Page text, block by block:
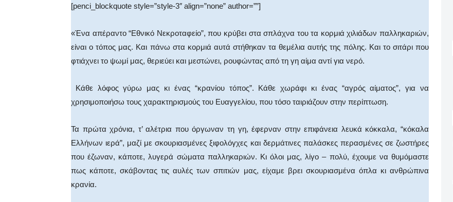
[penci_blockquote style=”style-3″ align=”none” author=””]
«Ένα απέραντο “Εθνικό Νεκροταφείο”, που κρύβει στα σπλάχνα του τα κορμιά χιλιάδων παλληκαριών,
είναι ο τόπος μας. Και πάνω στα κορμιά αυτά στήθηκαν τα θεμέλια αυτής της πόλης. Και το σιτάρι που
φτιάχνει το ψωμί μας, θεριεύει και μεστώνει, ρουφώντας από τη γη αίμα αντί για νερό.
Κάθε λόφος γύρω μας κι ένας “κρανίου τόπος”. Κάθε χωράφι κι ένας “αγρός αίματος”, για να
χρησιμοποιήσω τους χαρακτηρισμούς του Ευαγγελίου, που τόσο ταιριάζουν στην περίπτωση.
Τα πρώτα χρόνια, τ’ αλέτρια που όργωναν τη γη, έφερναν στην επιφάνεια λευκά κόκκαλα, “κόκαλα
Ελλήνων ιερά”, μαζί με σκουριασμένες ξιφολόγχες και δερμάτινες παλάσκες περασμένες σε ζωστήρες
που έζωναν, κάποτε, λυγερά σώματα παλληκαριών. Κι όλοι μας, λίγο – πολύ, έχουμε να θυμόμαστε
πως κάποτε, σκάβοντας τις αυλές των σπιτιών μας, είχαμε βρει σκουριασμένα όπλα κι ανθρώπινα
κρανία.